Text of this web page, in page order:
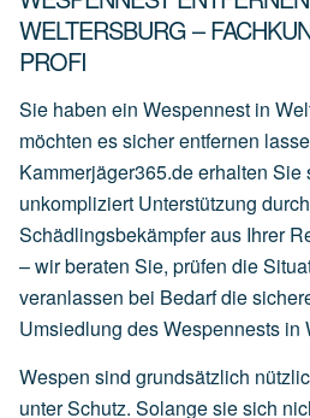
WELTERSBURG –
PROFI
Sie haben ein Wespennest in
möchten es sicher entfernen
Kammerjäger365.de erhalten Sie
unkompliziert Unterstützung
Schädlingsbekämpfer aus Ihrer
– wir beraten Sie, prüfen die
veranlassen bei Bedarf die
Umsiedlung des Wespennests in
Wespen sind grundsätzlich
unter Schutz. Solange sie sich